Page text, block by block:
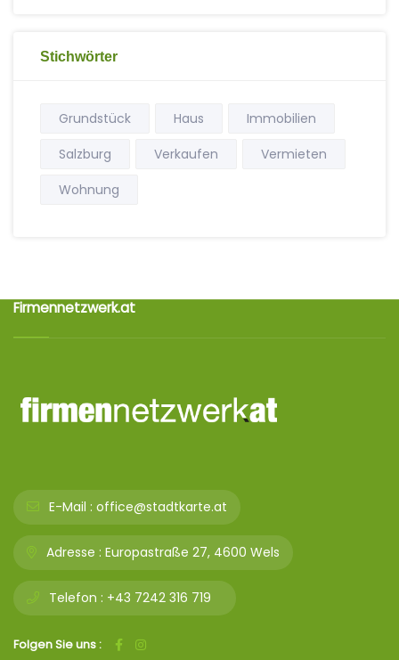
Stichwörter
Grundstück Haus
Immobilien
Salzburg
Verkaufen
Vermieten
Wohnung
Firmennetzwerk.at
E-Mail : office@stadtkarte.at
Adresse : Europastraße 27, 4600 Wels
Telefon : +43 7242 316 719
Folgen Sie uns :